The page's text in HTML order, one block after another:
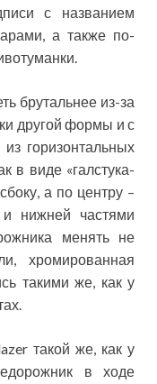
с названием
а также по-
брутальнее из-за
другой формы и с
горизонтальных
в виде «галстука-
а по центру –
нижней частями
менять не
хромированная
такими же, как у
такой же, как у
в ходе